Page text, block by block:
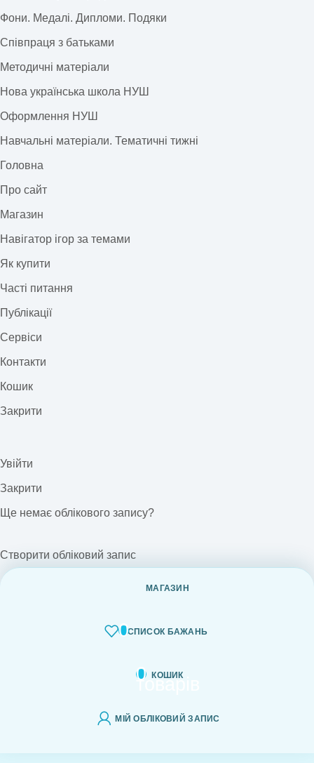
Фони. Медалі. Дипломи. Подяки
Співпраця з батьками
Методичні матеріали
Нова українська школа НУШ
Оформлення НУШ
Навчальні матеріали. Тематичні тижні
Головна
Про сайт
Магазин
Навігатор ігор за темами
Як купити
Часті питання
Публікації
Сервіси
Контакти
Кошик
Закрити
Увійти
Закрити
Ще немає облікового запису?
Створити обліковий запис
МАГАЗИН
0СПИСОК БАЖАНЬ
0
товарів
КОШИК
МІЙ ОБЛІКОВИЙ ЗАПИС